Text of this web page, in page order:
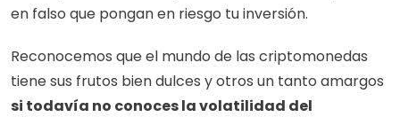
en falso que pongan en riesgo tu inversión.
Reconocemos que el mundo de las criptomonedas
si todavía no conoces la volatilidad del